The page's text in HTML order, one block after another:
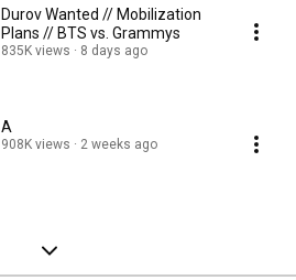
Durov Wanted // Mobilization
Plans // BTS vs. Grammys
835K views 8 days ago
A
908K views 2 weeks ago